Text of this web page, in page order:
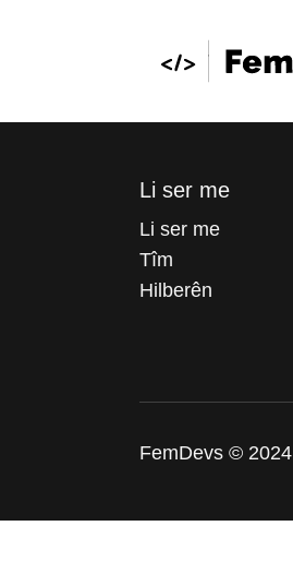
Li ser me
Li ser me
Tîm
Hilberên
FemDevs © 2024